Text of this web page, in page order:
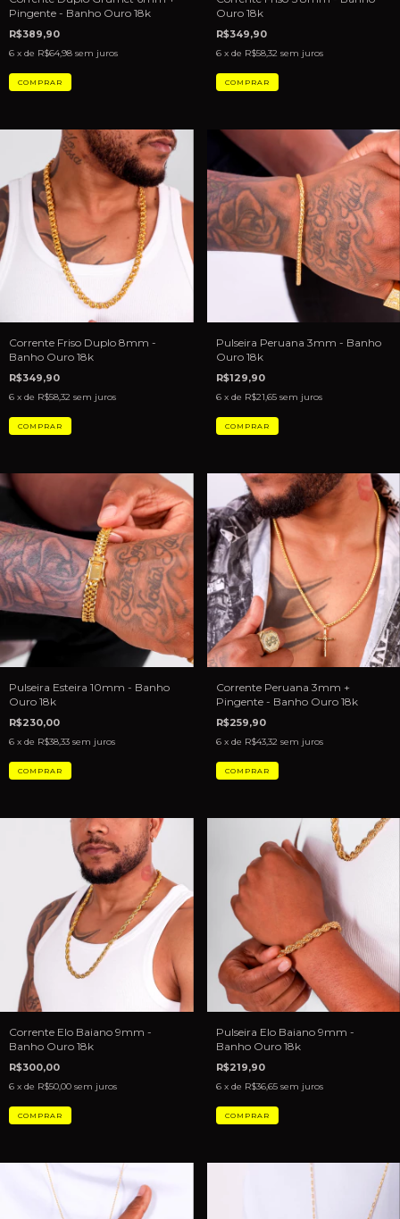
Pingente - Banho Ouro 18k
R$389,90
6 x de R$64,98 sem juros
Ouro 18k
R$349,90
6 x de R$58,32 sem juros
Corrente Friso Duplo 8mm -
Banho Ouro 18k
R$349,90
6 x de R$58,32 sem juros
Pulseira Peruana 3mm - Banho
Ouro 18k
R$129,90
6 x de R$21,65 sem juros
Pulseira Esteira 10mm - Banho
Ouro 18k
R$230,00
6 x de R$38,33 sem juros
Corrente Peruana 3mm +
Pingente - Banho Ouro 18k
R$259,90
6 x de R$43,32 sem juros
Corrente Elo Baiano 9mm -
Banho Ouro 18k
R$300,00
6 x de R$50,00 sem juros
Pulseira Elo Baiano 9mm -
Banho Ouro 18k
R$219,90
6 x de R$36,65 sem juros